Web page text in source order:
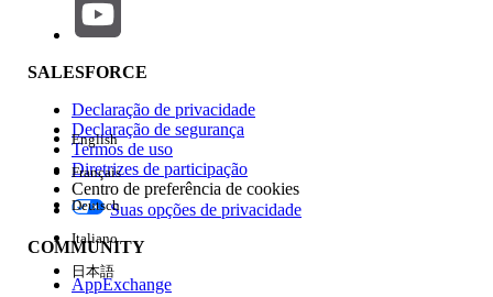
Impacto do recurso
Edição
SALESFORCE
Declaração de privacidade
Declaração de segurança
Termos de uso
Diretrizes de participação
Centro de preferência de cookies
Suas opções de privacidade
COMMUNITY
AppExchange
English
Français
Deutsch
Italiano
日本語